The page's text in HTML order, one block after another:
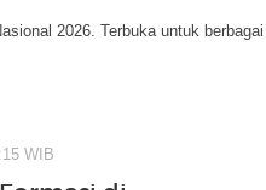
2026. Terbuka untuk berbagai
WIB